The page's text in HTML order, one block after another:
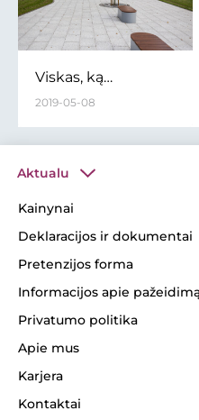
Viskas, ką
turėtumėte žinoti
užpildus
2019-05-08
Aktualu
Kainynai
Deklaracijos ir dokumentai
Pretenzijos forma
Informacijos apie
Privatumo politika
Apie mus
Karjera
Kontaktai